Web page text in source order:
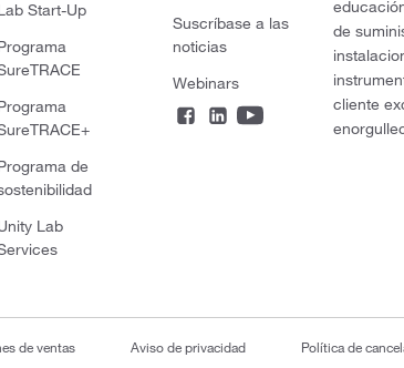
Start-Up
de
Lab
Suscríbase a las
noticias
Webinars
de
cliente
de ventas Aviso de privacidad Política de